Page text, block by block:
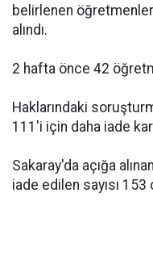
belirlenen
alındı.
2 hafta önce 42
Haklarındaki
111'i için daha iade
Sakaray'da açığa
iade edilen sayısı 153